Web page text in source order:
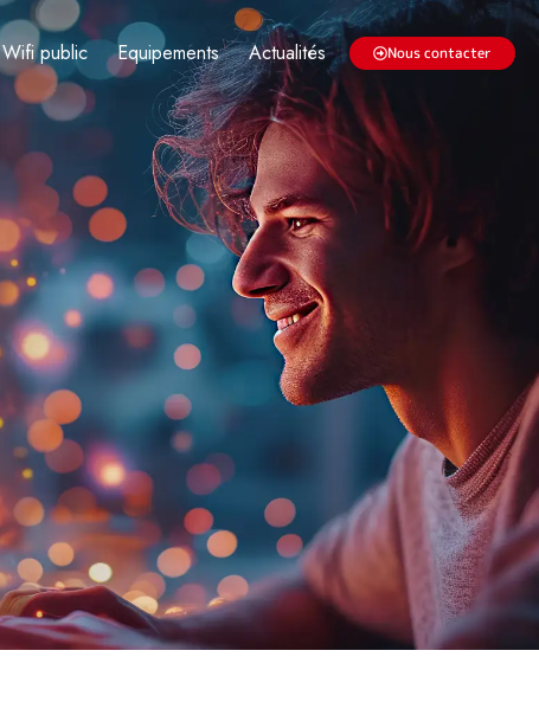
Wifi public Equipements Actualités Nous contacter